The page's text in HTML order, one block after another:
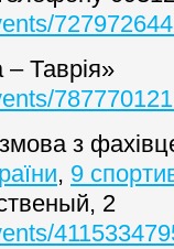
Таврія»
з
, 9
2